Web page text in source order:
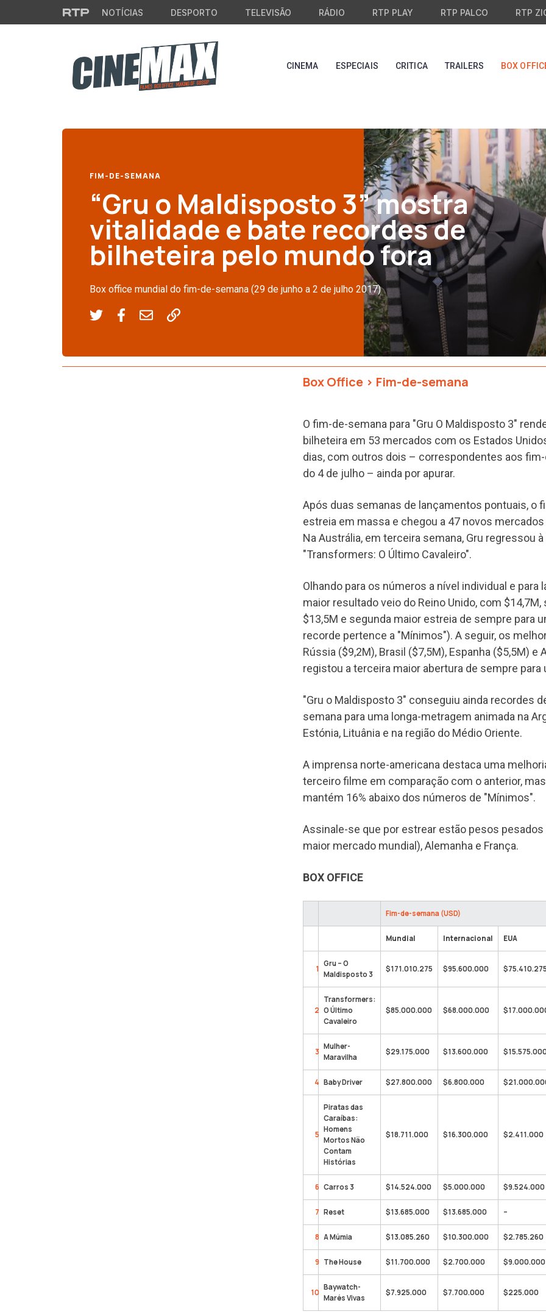
Saltar para o conteúdo principal
NOTÍCIAS DESPORTO TELEVISÃO RÁDIO RTP PLAY RTP PALCO RTP
CINEMA ESPECIAIS CRITICA TRAILERS BOX
FIM-DE-SEMANA
“Gru o Maldisposto 3” mostra
vitalidade e bate recordes de
bilheteira pelo mundo fora
Box office mundial do fim-de-semana (29 de junho a 2 de julho 2017)
Box Office > Fim-de-semana
O fim-de-semana para "Gru O Maldisposto 3"
bilheteira em 53 mercados com os Estados
dias, com outros dois – correspondentes aos
do 4 de julho – ainda por apurar.
Após duas semanas de lançamentos pontuais, o
estreia em massa e chegou a 47 novos
Na Austrália, em terceira semana, Gru regressou
"Transformers: O Último Cavaleiro".
Olhando para os números a nível individual e para
maior resultado veio do Reino Unido, com
$13,5M e segunda maior estreia de sempre para
recorde pertence a "Mínimos"). A seguir, os
Rússia ($9,2M), Brasil ($7,5M), Espanha ($5,5M) e
registou a terceira maior abertura de sempre para
"Gru o Maldisposto 3" conseguiu ainda recordes
semana para uma longa-metragem animada na
Estónia, Lituânia e na região do Médio Oriente.
A imprensa norte-americana destaca uma
terceiro filme em comparação com o anterior,
mantém 16% abaixo dos números de "Mínimos".
Assinale-se que por estrear estão pesos
maior mercado mundial), Alemanha e França.
BOX OFFICE
Fim-de-semana (USD)
Mundial Internacional EUA
1
Gru – O
Maldisposto 3
$171.010.275 $95.600.000
2
Transformers:
O Último
Cavaleiro
$85.000.000 $68.000.000
3
Mulher-
Maravilha
$29.175.000 $13.600.000
4 Baby Driver $27.800.000 $6.800.000
5
Piratas das
Caraíbas:
Homens
Mortos Não
Contam
Histórias
$18.711.000 $16.300.000 $2.411.000
6 Carros 3 $14.524.000 $5.000.000 $9.524.000
7 Reset $13.685.000 $13.685.000 –
8 A Múmia $13.085.260 $10.300.000 $2.785.260
9 The House $11.700.000 $2.700.000 $9.000.000
10
Baywatch-
Marés Vivas
$7.925.000 $7.700.000 $225.000